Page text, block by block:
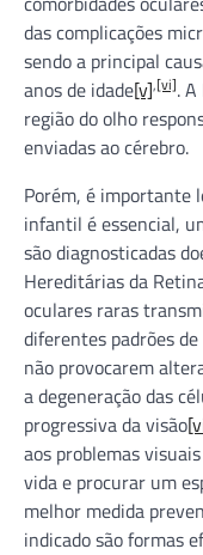
das complicações
sendo a principal
anos de idade[v],[vi].
região do olho
enviadas ao cérebro.
Porém, é importante
infantil é essencial,
são diagnosticadas
Hereditárias da
oculares raras
diferentes padrões
não provocarem
a degeneração das
progressiva da visão
aos problemas
vida e procurar um
melhor medida
indicado são formas